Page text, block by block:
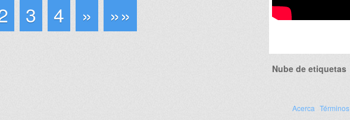
3 4 » »»
Nube de etiquetas
Acerca Términos